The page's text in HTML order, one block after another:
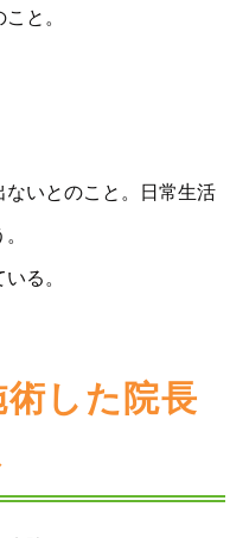
と。
いとのこと。日常生活
る。
した院長